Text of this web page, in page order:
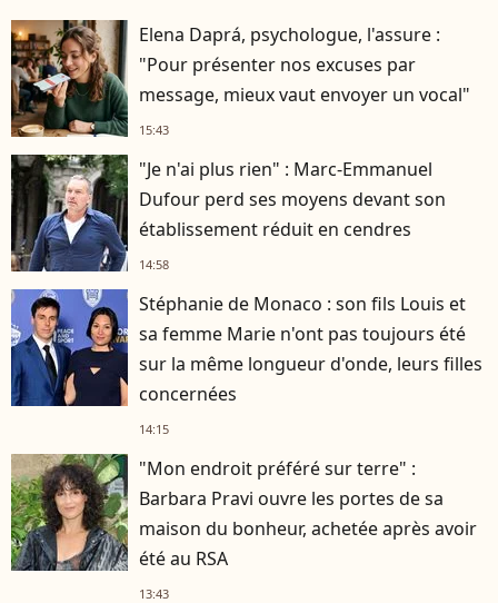
Elena Daprá, psychologue, l'assure :
"Pour présenter nos excuses par
message, mieux vaut envoyer un vocal"
15:43
"Je n'ai plus rien" : Marc-Emmanuel
Dufour perd ses moyens devant son
établissement réduit en cendres
14:58
Stéphanie de Monaco : son fils Louis et
sa femme Marie n'ont pas toujours été
sur la même longueur d'onde, leurs filles
concernées
14:15
"Mon endroit préféré sur terre" :
Barbara Pravi ouvre les portes de sa
maison du bonheur, achetée après avoir
été au RSA
13:43